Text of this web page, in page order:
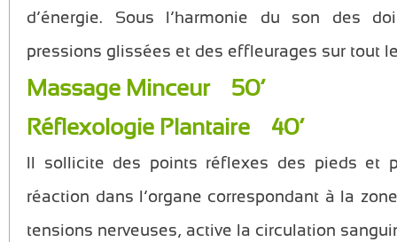
d’énergie. Sous l’harmonie du son des
pressions glissées et des effleurages sur tout
Massage Minceur 50’
Réflexologie Plantaire 40’
Il sollicite des points réflexes des pieds et
réaction dans l’organe correspondant à la
tensions nerveuses, active la circulation